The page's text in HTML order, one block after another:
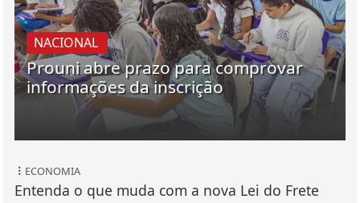
NACIONAL
Prouni abre prazo para comprovar
informações da inscrição
ECONOMIA
Entenda o que muda com a nova Lei do Frete